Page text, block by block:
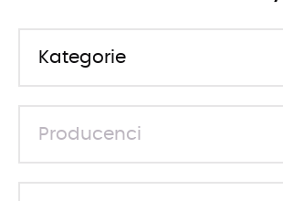
Kategorie
Producenci